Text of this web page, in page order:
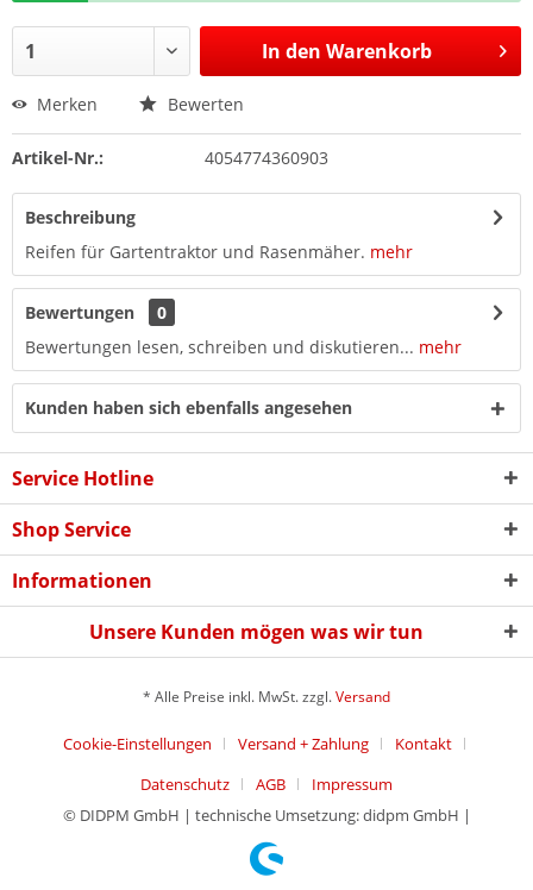
In den Warenkorb
Merken Bewerten
Artikel-Nr.: 4054774360903
Beschreibung
Reifen für Gartentraktor und Rasenmäher. mehr
Bewertungen
0
Bewertungen lesen, schreiben und diskutieren... mehr
Kunden haben sich ebenfalls angesehen
Service Hotline
Shop Service
Informationen
Unsere Kunden mögen was wir tun
* Alle Preise inkl. MwSt. zzgl.Versand
Cookie-Einstellungen Versand + Zahlung
Kontakt
Datenschutz
AGB
Impressum
© DIDPM GmbH | technische Umsetzung: didpm GmbH |